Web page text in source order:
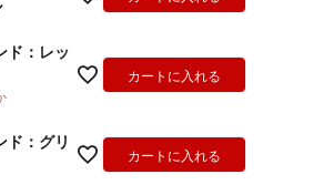
ド：レッ
カートに入れる
ド：グリ
カートに入れる